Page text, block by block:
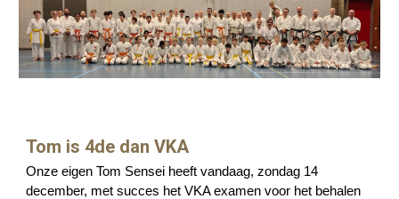
Tom is 4de dan VKA
Onze eigen Tom Sensei heeft vandaag, zondag 14
december, met succes het VKA examen voor het behalen